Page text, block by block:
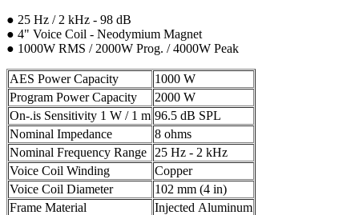
● 25 Hz / 2 kHz - 98 dB
● 4" Voice Coil - Neodymium Magnet
● 1000W RMS / 2000W Prog. / 4000W Peak
AES Power Capacity
1000 W
Program Power Capacity
2000 W
On-.is Sensitivity 1 W / 1 m 96.5 dB SPL
Nominal Impedance
8 ohms
Nominal Frequency Range
25 Hz - 2 kHz
Voice Coil Winding
Copper
Voice Coil Diameter
102 mm (4 in)
Frame Material
Injected Aluminum